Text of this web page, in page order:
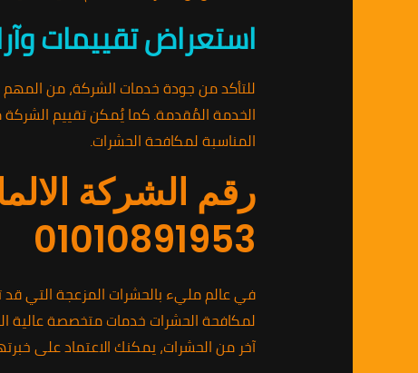
استعراض تقييمات
للتأكد من جودة خدمات الشركة، من
الخدمة المُقدمة. كما يُمكن تقييم الشركة
المناسبة لمكافحة الحشرات.
رقم الشركة
01010891953
في عالم مليء بالحشرات المزعجة التي
لمكافحة الحشرات خدمات متخصصة عالية
آخر من الحشرات، يمكنك الاعتماد على